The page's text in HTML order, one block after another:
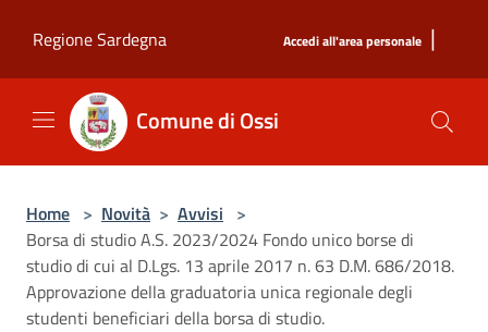
Regione Sardegna
Accedi all'area personale |
Comune di Ossi
Home > Novità > Avvisi >
Borsa di studio A.S. 2023/2024 Fondo unico borse di
studio di cui al D.Lgs. 13 aprile 2017 n. 63 D.M. 686/2018.
Approvazione della graduatoria unica regionale degli
studenti beneficiari della borsa di studio.